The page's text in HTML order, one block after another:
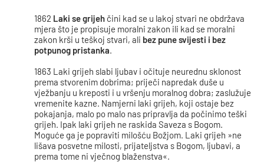
1862 Laki se grijeh čini kad se u lakoj stvari ne obdržava
mjera što je propisuje moralni zakon ili kad se moralni
zakon krši u teškoj stvari, ali bez pune svijesti i bez
potpunog pristanka.
1863 Laki grijeh slabi ljubav i očituje neurednu sklonost
prema stvorenim dobrima; priječi napredak duše u
vježbanju u kreposti i u vršenju moralnog dobra; zaslužuje
vremenite kazne. Namjerni laki grijeh, koji ostaje bez
pokajanja, malo po malo nas pripravlja da počinimo teški
grijeh. Ipak laki grijeh ne raskida Saveza s Bogom.
Moguće ga je popraviti milošću Božjom. Laki grijeh »ne
lišava posvetne milosti, prijateljstva s Bogom, ljubavi, a
prema tome ni vječnog blaženstva«.